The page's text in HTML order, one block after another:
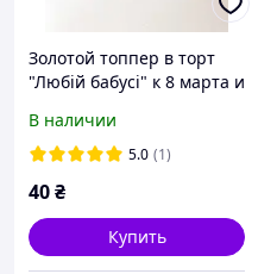
Золотой топпер в торт
"Любій бабусі" к 8 марта и
В наличии
5.0 (1)
40₴
Купить